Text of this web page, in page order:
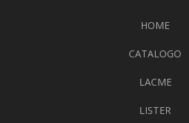
HOME
CATALOGO
LACME
LISTER